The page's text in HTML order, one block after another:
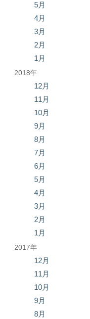
5月
4月
3月
2月
1月
2018年
12月
11月
10月
9月
8月
7月
6月
5月
4月
3月
2月
1月
2017年
12月
11月
10月
9月
8月